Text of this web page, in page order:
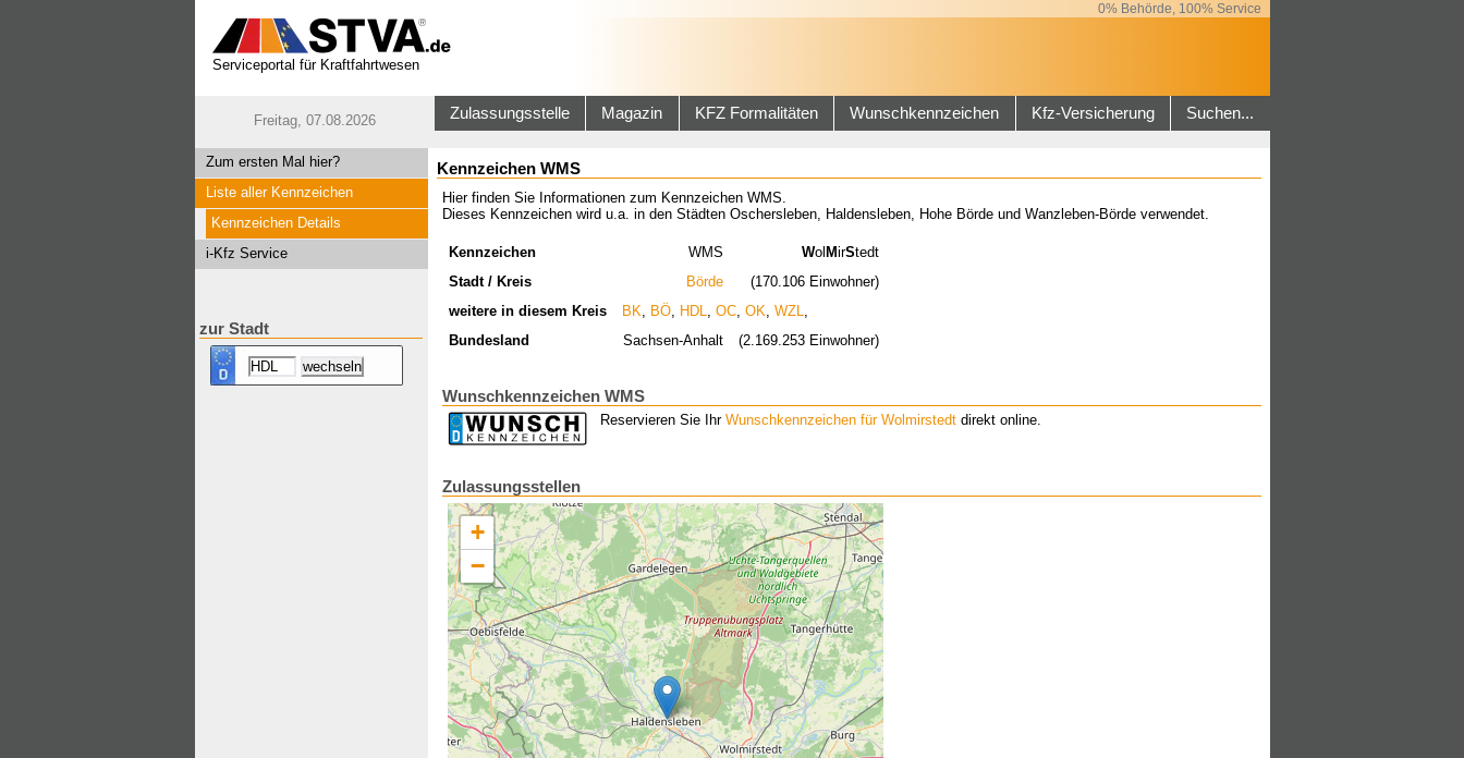
0% Behörde, 100% Service
Serviceportal für Kraftfahrtwesen
Freitag, 07.08.2026 Zulassungsstelle Magazin KFZ Formalitäten Wunschkennzeichen Kfz-Versicherung Suchen...
Zum ersten Mal hier?
Liste aller Kennzeichen
Kennzeichen Details
i-Kfz Service
zur Stadt
Kennzeichen WMS
Hier finden Sie Informationen zum Kennzeichen WMS.
Dieses Kennzeichen wird u.a. in den Städten Oschersleben, Haldensleben, Hohe Börde und Wanzleben-Börde verwendet.
Kennzeichen WMS WolMirStedt
Stadt / Kreis
Börde
(170.106 Einwohner)
weitere in diesem Kreis
BK BÖ HDL ,OC ,OK ,WZL
Bundesland
Sachsen-Anhalt (2.169.253 Einwohner)
Wunschkennzeichen WMS
Reservieren Sie Ihr Wunschkennzeichen für Wolmirstedtdirekt online.
Zulassungsstellen
+
−